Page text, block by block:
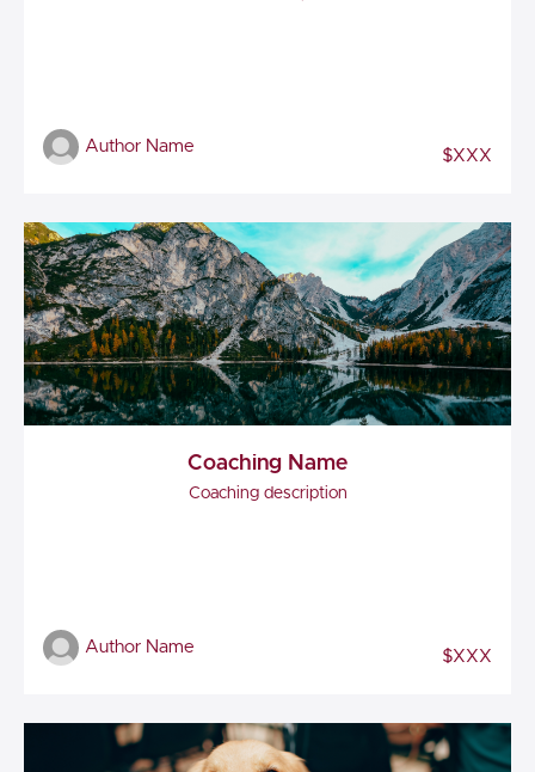
Author Name
$XXX
Coaching Name
Coaching description
Author Name
$XXX